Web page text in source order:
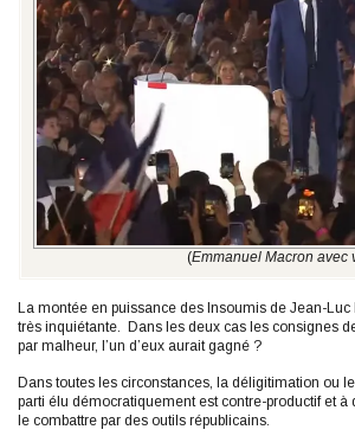
(Emmanuel Macron avec
La montée en puissance des Insoumis de Jean-
très inquiétante. Dans les deux cas les consignes
par malheur, l’un d’eux aurait gagné ?
Dans toutes les circonstances, la déligitimation ou
parti élu démocratiquement est contre-productif et à
le combattre par des outils républicains.